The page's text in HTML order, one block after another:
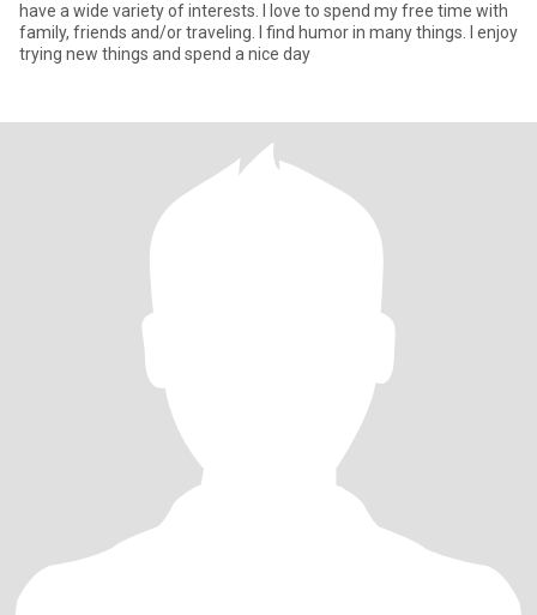
have a wide variety of interests. I love to spend my free time with
family, friends and/or traveling. I find humor in many things. I enjoy
trying new things and spend a nice day